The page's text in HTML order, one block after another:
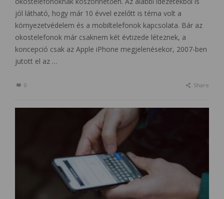
jól látható, hogy már 10 évvel ezelőtt is téma volt a
környezetvédelem és a mobiltelefonok kapcsolata. Bár az
okostelefonok már csaknem két évtizede léteznek, a
koncepció csak az Apple iPhone megjelenésekor, 2007-ben
jutott el az …
0 Share